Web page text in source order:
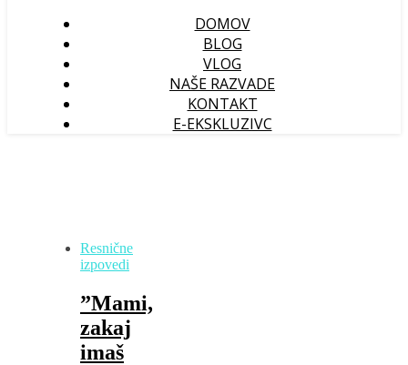
DOMOV
BLOG
VLOG
NAŠE RAZVADE
KONTAKT
E-EKSKLUZIVC
Resnične
izpovedi
”Mami,
zakaj
imaš